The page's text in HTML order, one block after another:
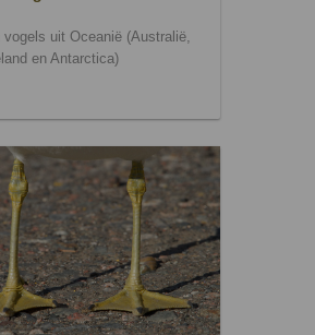
vogels uit Oceanië (Australië,
en Antarctica)